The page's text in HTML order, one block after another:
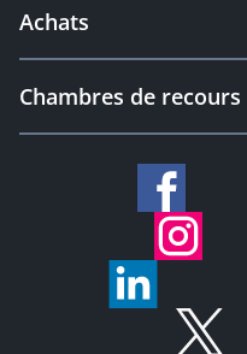
Achats
Chambres de recours